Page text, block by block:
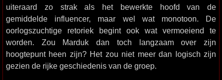
uiteraard zo strak als het bewerkte hoofd van de
gemiddelde influencer, maar wel wat monotoon. De
oorlogszuchtige retoriek begint ook wat vermoeiend te
worden. Zou Marduk dan toch langzaam over zijn
hoogtepunt heen zijn? Het zou niet meer dan logisch zijn
gezien de rijke geschiedenis van de groep.